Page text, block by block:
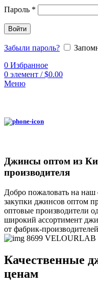
Пароль *
Войти
Забыли пароль?
0 Избранное
0 элемент / $0.00
Меню
Джинсы оптом из
производителя
Добро пожаловать на
закупки джинсов оптом
оптовые производители
широкий ассортимент
от фабрик-
Качественные
ценам